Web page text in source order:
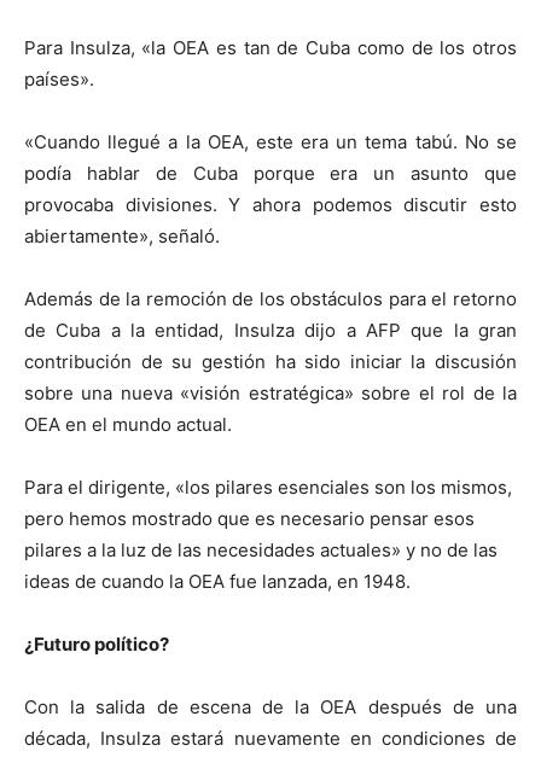
Para Insulza, «la OEA es tan de Cuba como de los otros
países».
«Cuando llegué a la OEA, este era un tema tabú. No se
podía hablar de Cuba porque era un asunto que
provocaba divisiones. Y ahora podemos discutir esto
abiertamente», señaló.
Además de la remoción de los obstáculos para el retorno
de Cuba a la entidad, Insulza dijo a AFP que la gran
contribución de su gestión ha sido iniciar la discusión
sobre una nueva «visión estratégica» sobre el rol de la
OEA en el mundo actual.
Para el dirigente, «los pilares esenciales son los mismos,
pero hemos mostrado que es necesario pensar esos
pilares a la luz de las necesidades actuales» y no de las
ideas de cuando la OEA fue lanzada, en 1948.
¿Futuro político?
Con la salida de escena de la OEA después de una
década, Insulza estará nuevamente en condiciones de